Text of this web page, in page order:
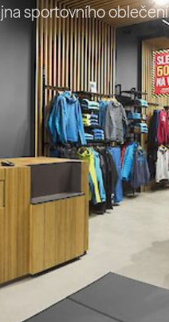
sportovního oblečení